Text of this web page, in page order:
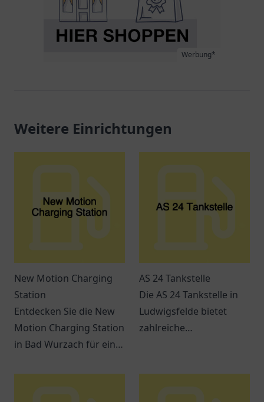
Werbung*
Weitere Einrichtungen
New Motion Charging
Station
Entdecken Sie die New
Motion Charging Station
in Bad Wurzach für eine
Mobilität.
AS 24 Tankstelle
Die AS 24 Tankstelle in
Ludwigsfelde bietet
zahlreiche
für Pendler und